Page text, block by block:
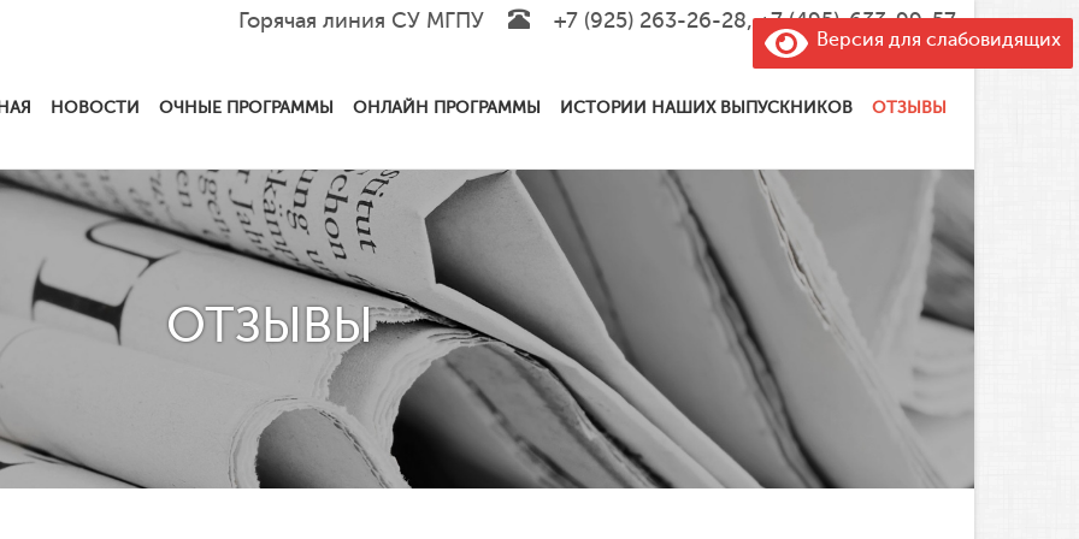
Горячая линия СУ МГПУ +7 (925) 263-26-28,+7 (495)-633-99-57
НОВОСТИ ОЧНЫЕ ПРОГРАММЫ ОНЛАЙН ПРОГРАММЫ ИСТОРИИ НАШИХ ВЫПУСКНИКОВ ОТЗЫВЫ
ОТЗЫВЫ
Версия для слабовидящих